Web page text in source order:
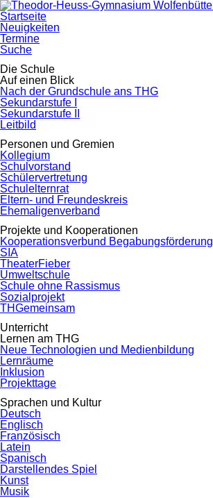
Navigation
überspringen
Startseite
Neuigkeiten
Termine
Suche
Navigation
überspringen
Die Schule
Auf einen Blick
Nach der Grundschule ans THG
Sekundarstufe I
Sekundarstufe II
Leitbild
Personen und Gremien
Kollegium
Schulvorstand
Schülervertretung
Schulelternrat
Eltern- und Freundeskreis
Ehemaligenverband
Projekte und Kooperationen
Kooperationsverbund Begabungsförderung
SIA
TheaterFieber
Umweltschule
Schule ohne Rassismus
Sozialprojekt
THGemeinsam
Unterricht
Lernen am THG
Neue Technologien und Medienbildung
Lernräume
Inklusion
Projekttage
Sprachen und Kultur
Deutsch
Englisch
Französisch
Latein
Spanisch
Darstellendes Spiel
Kunst
Musik